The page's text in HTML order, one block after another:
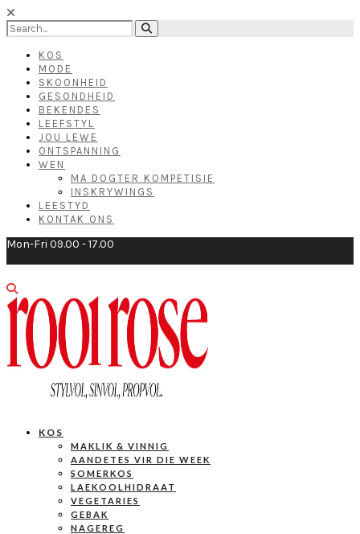
KOS
MODE
SKOONHEID
GESONDHEID
BEKENDES
LEEFSTYL
JOU LEWE
ONTSPANNING
WEN
MA DOGTER KOMPETISIE
INSKRYWINGS
LEESTYD
KONTAK ONS
Mon-Fri 09.00 - 17.00
KOS
MAKLIK & VINNIG
AANDETES VIR DIE WEEK
SOMERKOS
LAEKOOLHIDRAAT
VEGETARIES
GEBAK
NAGEREG